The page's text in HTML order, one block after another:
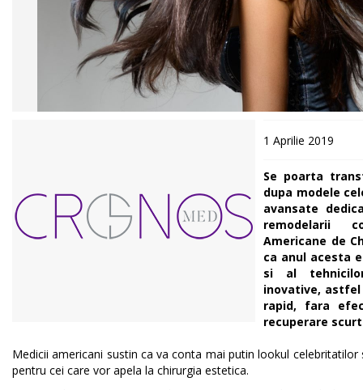
1 Aprilie 2019
Se poarta
dupa modele
avansate
remodelarii
Americane de
ca anul acesta
si al
inovative,
rapid, fara
recuperare
Medicii americani sustin ca va conta mai putin lookul
pentru cei care vor apela la chirurgia estetica.